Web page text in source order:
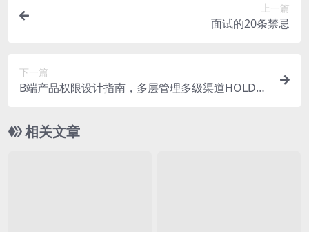
上一篇
面试的20条禁忌
下一篇
B端产品权限设计指南，多层管理多级渠道HOLD住
相关文章